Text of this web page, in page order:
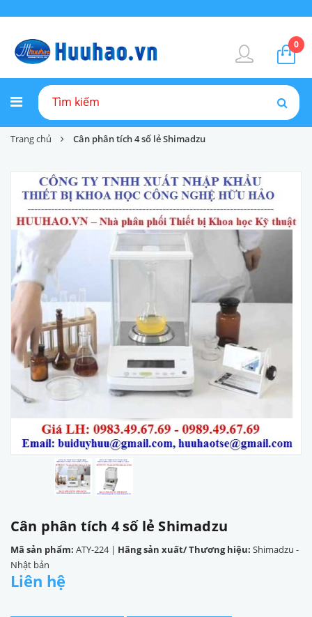
0
Trang chủ Cân phân tích 4 số lẻ Shimadzu
Cân phân tích 4 số lẻ Shimadzu
Mã sản phẩm: ATY-224 | Hãng sản xuất/ Thương hiệu: Shimadzu -
Nhật bản
Liên hệ